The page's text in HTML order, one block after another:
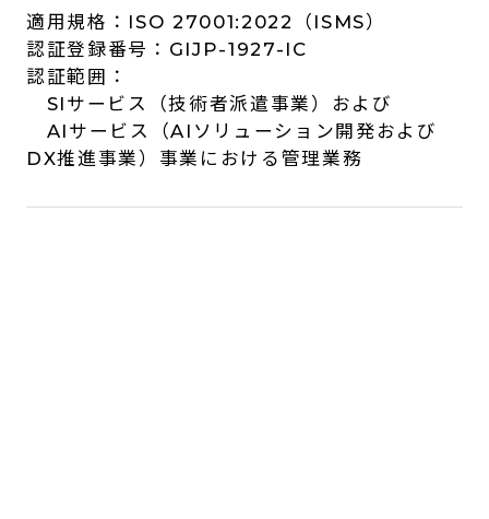
適用規格：ISO 27001:2022（ISMS）
認証登録番号：GIJP-1927-IC
認証範囲：
SIサービス（技術者派遣事業）および
AIサービス（AIソリューション開発および
DX推進事業）事業における管理業務